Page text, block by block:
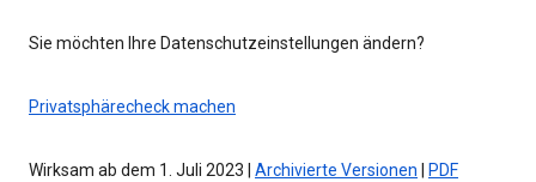
Sie möchten Ihre Datenschutzeinstellungen ändern?
Privatsphärecheck machen
Wirksam ab dem 1. Juli 2023 | Archivierte Versionen
PDF